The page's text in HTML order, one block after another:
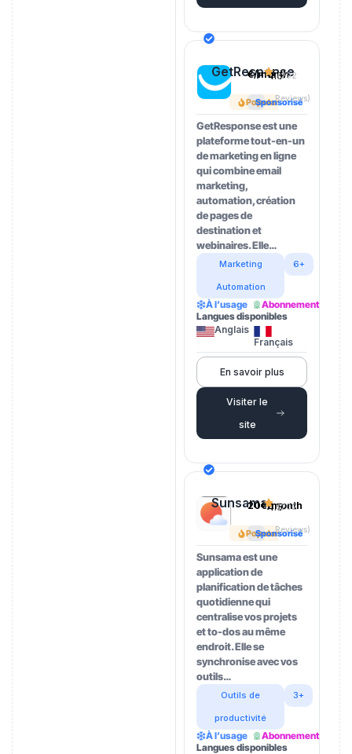
GetResponse
Popular
Sponsorisé
€/month
4.5(202
Reviews)
GetResponse est une
plateforme tout-en-un
de marketing en ligne
qui combine email
marketing,
automation, création
de pages de
destination et
webinaires. Elle…
Marketing
Automation
6+
À l’usage
Abonnement
Langues disponibles
Anglais
Français
En savoir plus
Visiter le
site
Sunsama
Popular
Sponsorisé
20€/month
4.5(202
Reviews)
Sunsama est une
application de
planification de tâches
quotidienne qui
centralise vos projets
et to-dos au même
endroit. Elle se
synchronise avec vos
outils…
Outils de
productivité
3+
À l’usage
Abonnement
Langues disponibles